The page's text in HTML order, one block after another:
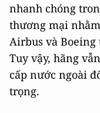
nhanh chóng
thương mại
Airbus và
Tuy vậy, hãng
cấp nước ngoài
trọng.